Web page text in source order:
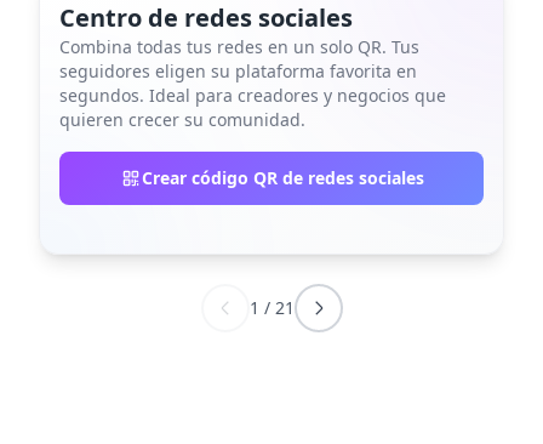
Centro de redes sociales
Combina todas tus redes en un solo QR. Tus
seguidores eligen su plataforma favorita en
segundos. Ideal para creadores y negocios que
quieren crecer su comunidad.
Crear código QR de redes sociales
1 / 21